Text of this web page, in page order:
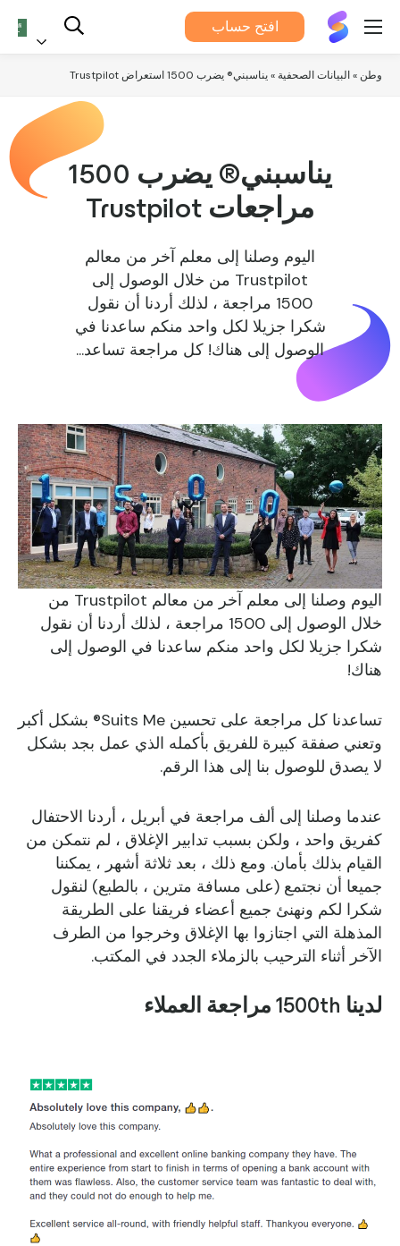
يناسبني®
افتح حساب
وطن »البيانات الصحفية »يناسبني® يضرب 1500 استعراض Trustpilot
يناسبني® يضرب 1500
مراجعات Trustpilot
اليوم وصلنا إلى معلم آخر من معالم
Trustpilot من خلال الوصول إلى
1500 مراجعة ، لذلك أردنا أن نقول
شكرا جزيلا لكل واحد منكم ساعدنا في
الوصول إلى هناك! كل مراجعة تساعد...
اليوم وصلنا إلى معلم آخر من معالم Trustpilot من
خلال الوصول إلى 1500 مراجعة ، لذلك أردنا أن نقول
شكرا جزيلا لكل واحد منكم ساعدنا في الوصول إلى
هناك!
تساعدنا كل مراجعة على تحسين Suits Me® بشكل أكبر
وتعني صفقة كبيرة للفريق بأكمله الذي عمل بجد بشكل
لا يصدق للوصول بنا إلى هذا الرقم.
عندما وصلنا إلى ألف مراجعة في أبريل ، أردنا الاحتفال
كفريق واحد ، ولكن بسبب تدابير الإغلاق ، لم نتمكن من
القيام بذلك بأمان. ومع ذلك ، بعد ثلاثة أشهر ، يمكننا
جميعا أن نجتمع (على مسافة مترين ، بالطبع) لنقول
شكرا لكم ونهنئ جميع أعضاء فريقنا على الطريقة
المذهلة التي اجتازوا بها الإغلاق وخرجوا من الطرف
الآخر أثناء الترحيب بالزملاء الجدد في المكتب.
لدينا 1500th مراجعة العملاء